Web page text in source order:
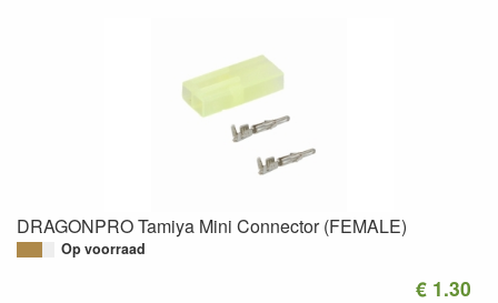
DRAGONPRO Tamiya Mini Connector (FEMALE)
Op voorraad
€ 1.30